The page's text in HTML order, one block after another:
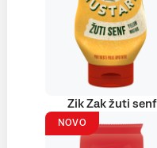
Zik Zak žuti senf
NOVO